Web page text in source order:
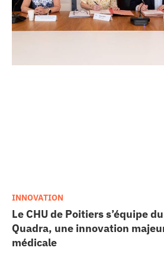
Le CHU de Poitiers s’équipe
Quadra, une innovation
médicale
INNOVATION